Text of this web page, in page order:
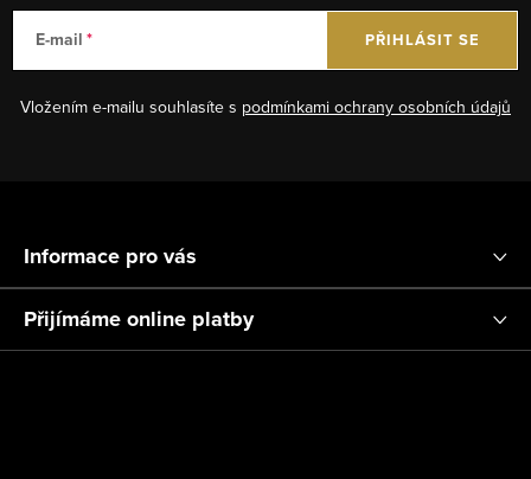
E-mail
Vložením e-mailu souhlasíte s podmínkami ochrany osobních údajů
PŘIHLÁSIT SE
p
t
Informace pro vás
Přijímáme online platby